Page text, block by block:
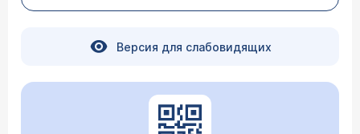
Версия для слабовидящих